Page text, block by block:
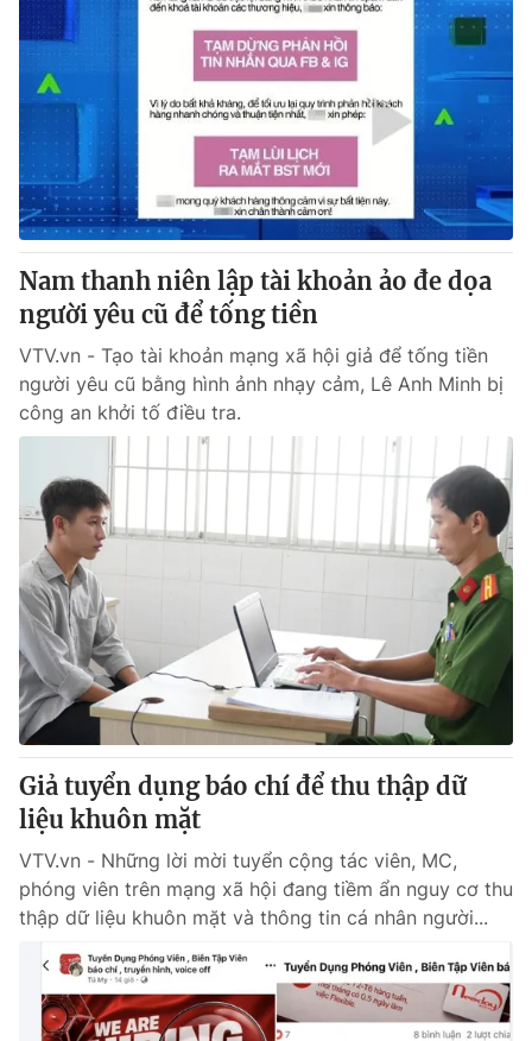
Nam thanh niên lập tài khoản ảo đe dọa
người yêu cũ để tống tiền
VTV.vn - Tạo tài khoản mạng xã hội giả để tống tiền
người yêu cũ bằng hình ảnh nhạy cảm, Lê Anh Minh bị
công an khởi tố điều tra.
Giả tuyển dụng báo chí để thu thập dữ
liệu khuôn mặt
VTV.vn - Những lời mời tuyển cộng tác viên, MC,
phóng viên trên mạng xã hội đang tiềm ẩn nguy cơ thu
thập dữ liệu khuôn mặt và thông tin cá nhân người...